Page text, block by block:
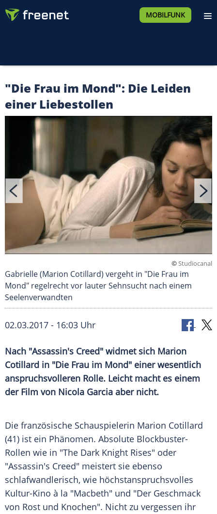
MOBILFUNK
"Die Frau im Mond": Die Leiden
einer Liebestollen
©Studiocanal
Gabrielle (Marion Cotillard) vergeht in "Die Frau im
Mond" regelrecht vor lauter Sehnsucht nach einem
Seelenverwandten
02.03.2017 - 16:03 Uhr
Nach "Assassin's Creed" widmet sich Marion
Cotillard in "Die Frau im Mond" einer wesentlich
anspruchsvolleren Rolle. Leicht macht es einem
der Film von Nicola Garcia aber nicht.
Die französische Schauspielerin Marion Cotillard
(41) ist ein Phänomen. Absolute Blockbuster-
Rollen wie in "The Dark Knight Rises" oder
"Assassin's Creed" meistert sie ebenso
schlafwandlerisch, wie höchstanspruchsvolles
Kultur-Kino à la "Macbeth" und "Der Geschmack
von Rost und Knochen". Nicht zu vergessen ihr